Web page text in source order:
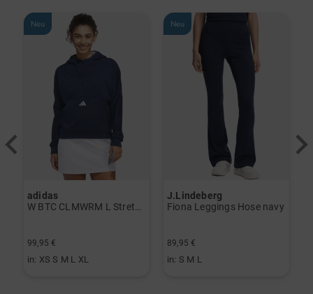
Neu
adidas
99,95 €
in: XS S M L XL
Neu
J.Lindeberg
Fiona Leggings Hose navy
89,95 €
in: S M L